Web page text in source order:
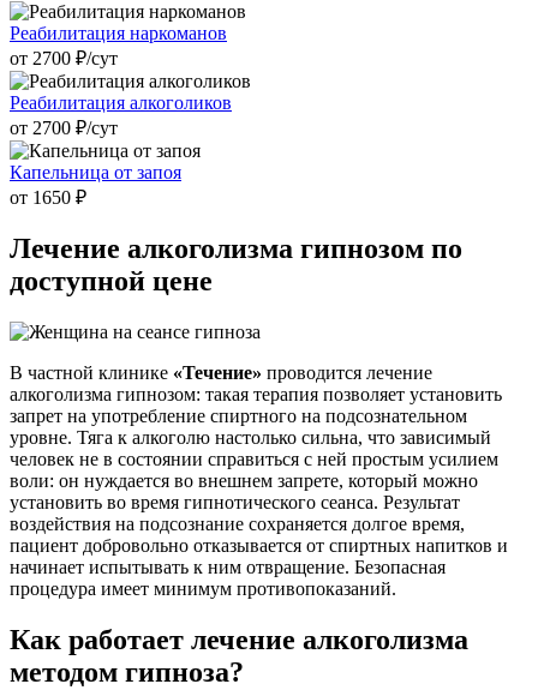
Реабилитация наркоманов
от 2700 ₽/cут
Реабилитация алкоголиков
от 2700 ₽/cут
Капельница от запоя
от 1650 ₽
Лечение алкоголизма гипнозом по
доступной цене
В частной клинике «Течение» проводится лечение
алкоголизма гипнозом: такая терапия позволяет установить
запрет на употребление спиртного на подсознательном
уровне. Тяга к алкоголю настолько сильна, что зависимый
человек не в состоянии справиться с ней простым усилием
воли: он нуждается во внешнем запрете, который можно
установить во время гипнотического сеанса. Результат
воздействия на подсознание сохраняется долгое время,
пациент добровольно отказывается от спиртных напитков и
начинает испытывать к ним отвращение. Безопасная
процедура имеет минимум противопоказаний.
Как работает лечение алкоголизма
методом гипноза?